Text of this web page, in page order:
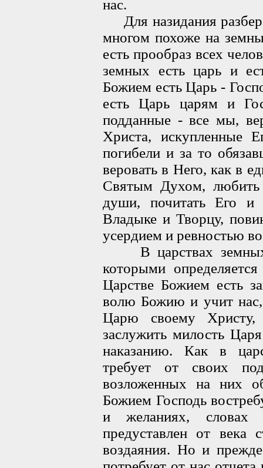
нас.
Для назидания
многом похоже на
есть прообраз всех
земных есть царь и
Божием есть Царь -
есть Царь царям и
подданные - все мы,
Христа, искупленные
погибели и за то
веровать в Него, как в
Святым Духом, любить
души, почитать Его и
Владыке и Творцу,
усердием и ревностью
В царствах земных
которыми
Царстве Божием есть
волю Божию и учит
Царю своему
заслужить милость
наказанию. Как в
требует от своих
возложенных на них
Божием Господь
и желаниях,
предуставлен от
воздаяния. Но и